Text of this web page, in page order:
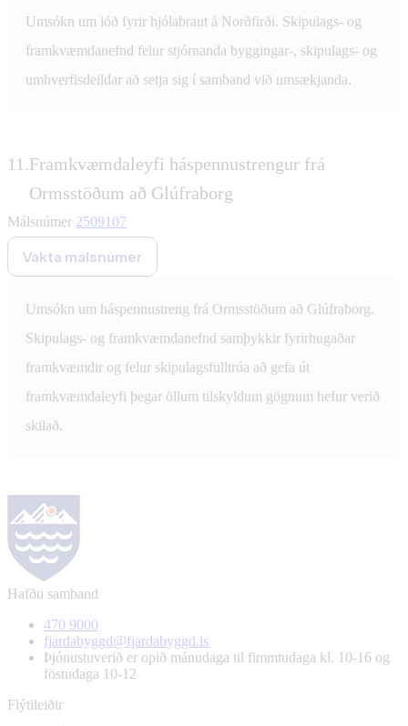
Umsókn um lóð fyrir hjólabraut á Norðfirði. Skipulags- og
framkvæmdanefnd felur stjórnanda byggingar-, skipulags- og
umhverfisdeildar að setja sig í samband við umsækjanda.
11.Framkvæmdaleyfi háspennustrengur frá
Ormsstöðum að Glúfraborg
Málsnúmer 2509107
Vakta málsnúmer
Umsókn um háspennustreng frá Ormsstöðum að Glúfraborg.
Skipulags- og framkvæmdanefnd samþykkir fyrirhugaðar
framkvæmdir og felur skipulagsfulltrúa að gefa út
framkvæmdaleyfi þegar öllum tilskyldum gögnum hefur verið
skilað.
Hafðu samband
470 9000
fjardabyggd@fjardabyggd.is
Þjónustuverið er opið mánudaga til fimmtudaga kl. 10-16 og
föstudaga 10-12
Flýtileiðir